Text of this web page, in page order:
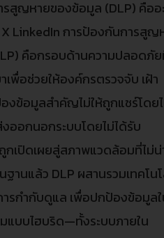
สูญหายของข้อมูล (DLP) คืออ
LinkedIn การป้องกันการสูญ
คือกรอบด้านความปลอดภั
พื่อช่วยให้องค์กรตรวจจับ เฝ้า
องข้อมูลสำคัญไม่ให้ถูกแชร์โดย
ออกนอกระบบโดยไม่ได้รับ
เปิดเผยสู่สภาพแวดล้อมที่ไม่น่
านแล้ว DLP ผสานรวมเทคโน
ารกำกับดูแล เพื่อปกป้องข้อมูล
แบบไฮบริด—ทั้งระบบภายใน